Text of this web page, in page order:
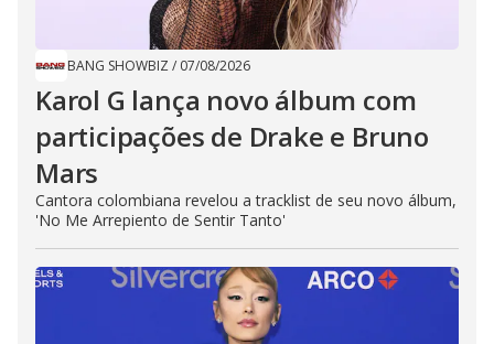
BANG SHOWBIZ / 07/08/2026
Karol G lança novo álbum com
participações de Drake e Bruno
Mars
Cantora colombiana revelou a ​tracklist de seu novo álbum,
'No Me Arrepiento de Sentir Tanto'